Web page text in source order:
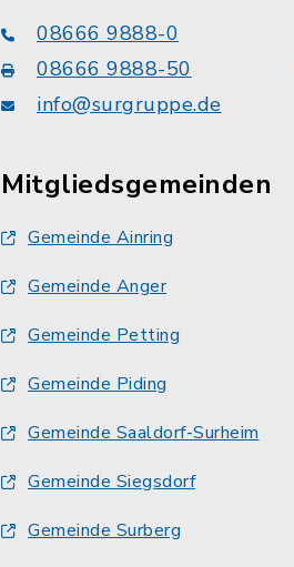
08666 9888-0
08666 9888-50
info@surgruppe.de
Mitgliedsgemeinden
Gemeinde Ainring
Gemeinde Anger
Gemeinde Petting
Gemeinde Piding
Gemeinde Saaldorf-Surheim
Gemeinde Siegsdorf
Gemeinde Surberg